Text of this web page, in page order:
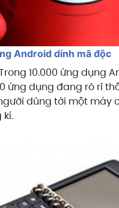
Android dính mã độc
10.000 ứng dụng
ứng dụng đang rò rỉ
dùng tới một máy